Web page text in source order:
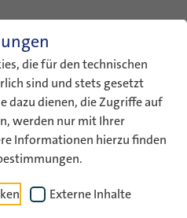
die für den technischen
sind und stets gesetzt
dazu dienen, die Zugriffe auf
werden nur mit Ihrer
Informationen hierzu finden
Externe Inhalte